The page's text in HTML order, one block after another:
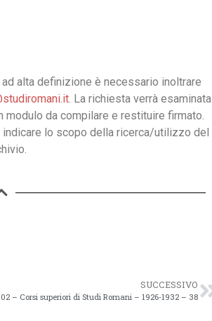
alta definizione è necessario inoltrare
. La richiesta verrà esaminata
modulo da compilare e restituire firmato.
lo scopo della ricerca/utilizzo del
SUCCESSIVO
– Corsi superiori di Studi Romani – 1926-1932 – 38